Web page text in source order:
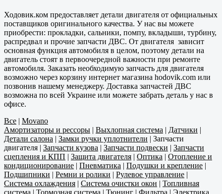
Ходовик.ком предоставляет детали двигателя от официальных
поставщиков оригинального качества. У нас вы можете
приобрести: прокладки, сальники, помпу, вкладыши, турбину,
распредвал и прочие запчасти ДВС. От двигателя зависит
основная функция автомобиля в целом, поэтому детали на
двигатель стоят в первоочередной важности при ремонте
автомобиля. Заказать необходимую запчасть для двигателя
возможно через корзину интернет магазина hodovik.com или
позвонив нашему менеджеру. Доставка запчастей ДВС
возможна по всей Украине или можете забрать деталь у нас в
офисе.
Все | Movano
Амортизаторы и рессоры | Выхлопная система | Датчики |
Детали салона | Замки ручки уплотнители | Запчасти
двигателя | Запчасти кузова | Запчасти подвески | Запчасти
сцепления и КПП | Защита двигателя | Оптика | Отопление и
кондиционирование | Пневматика | Подушки и крепление |
Подшипники | Ремни и ролики | Рулевое управление |
Система охлаждения | Система очистки окон | Топливная